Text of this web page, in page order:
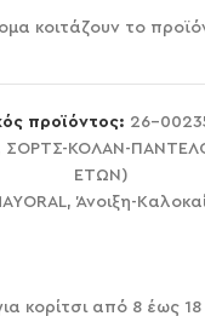
κοιτάζουν το
προϊόντος: 26-
ΣΟΡΤΣ-ΚΟΛΑΝ-
ΕΤΩΝ)
, Άνοιξη-
κορίτσι από 8 έως